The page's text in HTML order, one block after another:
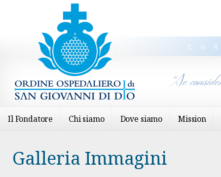
Il Fondatore Chi siamo Dove siamo Mission
“Se
Galleria Immagini